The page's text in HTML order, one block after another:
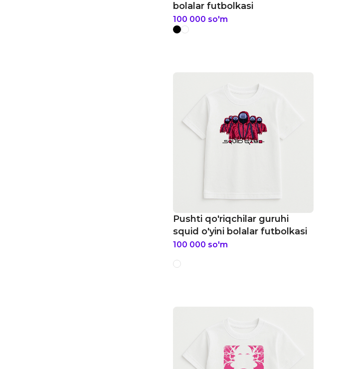
bolalar futbolkasi
100 000 so'm
Pushti qo'riqchilar guruhi
squid o'yini bolalar futbolkasi
100 000 so'm